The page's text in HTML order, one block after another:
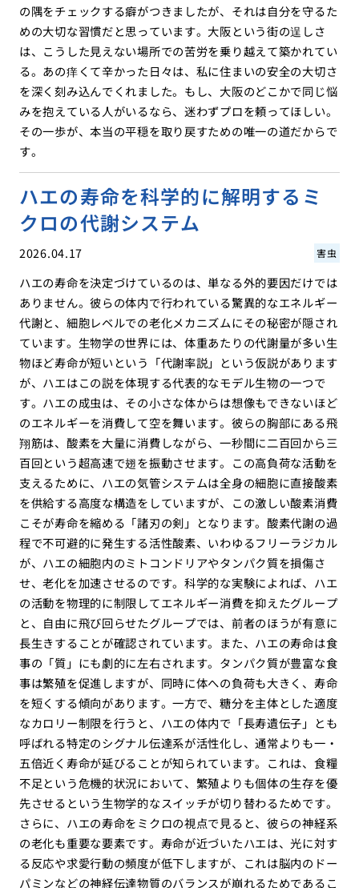
の隅をチェックする癖がつきましたが、それは自分を守るた
めの大切な習慣だと思っています。大阪という街の逞しさ
は、こうした見えない場所での苦労を乗り越えて築かれてい
る。あの痒くて辛かった日々は、私に住まいの安全の大切さ
を深く刻み込んでくれました。もし、大阪のどこかで同じ悩
みを抱えている人がいるなら、迷わずプロを頼ってほしい。
その一歩が、本当の平穏を取り戻すための唯一の道だからで
す。
ハエの寿命を科学的に解明するミ
クロの代謝システム
2026.04.17 害虫
ハエの寿命を決定づけているのは、単なる外的要因だけでは
ありません。彼らの体内で行われている驚異的なエネルギー
代謝と、細胞レベルでの老化メカニズムにその秘密が隠され
ています。生物学の世界には、体重あたりの代謝量が多い生
物ほど寿命が短いという「代謝率説」という仮説があります
が、ハエはこの説を体現する代表的なモデル生物の一つで
す。ハエの成虫は、その小さな体からは想像もできないほど
のエネルギーを消費して空を舞います。彼らの胸部にある飛
翔筋は、酸素を大量に消費しながら、一秒間に二百回から三
百回という超高速で翅を振動させます。この高負荷な活動を
支えるために、ハエの気管システムは全身の細胞に直接酸素
を供給する高度な構造をしていますが、この激しい酸素消費
こそが寿命を縮める「諸刃の剣」となります。酸素代謝の過
程で不可避的に発生する活性酸素、いわゆるフリーラジカル
が、ハエの細胞内のミトコンドリアやタンパク質を損傷さ
せ、老化を加速させるのです。科学的な実験によれば、ハエ
の活動を物理的に制限してエネルギー消費を抑えたグループ
と、自由に飛び回らせたグループでは、前者のほうが有意に
長生きすることが確認されています。また、ハエの寿命は食
事の「質」にも劇的に左右されます。タンパク質が豊富な食
事は繁殖を促進しますが、同時に体への負荷も大きく、寿命
を短くする傾向があります。一方で、糖分を主体とした適度
なカロリー制限を行うと、ハエの体内で「長寿遺伝子」とも
呼ばれる特定のシグナル伝達系が活性化し、通常よりも一・
五倍近く寿命が延びることが知られています。これは、食糧
不足という危機的状況において、繁殖よりも個体の生存を優
先させるという生物学的なスイッチが切り替わるためです。
さらに、ハエの寿命をミクロの視点で見ると、彼らの神経系
の老化も重要な要素です。寿命が近づいたハエは、光に対す
る反応や求愛行動の頻度が低下しますが、これは脳内のドー
パミンなどの神経伝達物質のバランスが崩れるためであるこ